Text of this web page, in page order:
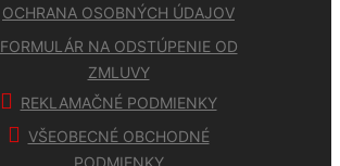
OCHRANA OSOBNÝCH ÚDAJOV
FORMULÁR NA ODSTÚPENIE OD
ZMLUVY
REKLAMAČNÉ PODMIENKY
VŠEOBECNÉ OBCHODNÉ